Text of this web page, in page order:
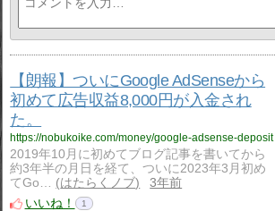
【朗報】ついにGoogle AdSenseから
初めて広告収益8,000円が入金され
た。
https://nobukoike.com/money/google-adsense-deposit
2019年10月に初めてブログ記事を書いてから
約3年半の月日を経て、ついに2023年3月初め
てGo…
はたらくノブ
3年前
いいね！
1